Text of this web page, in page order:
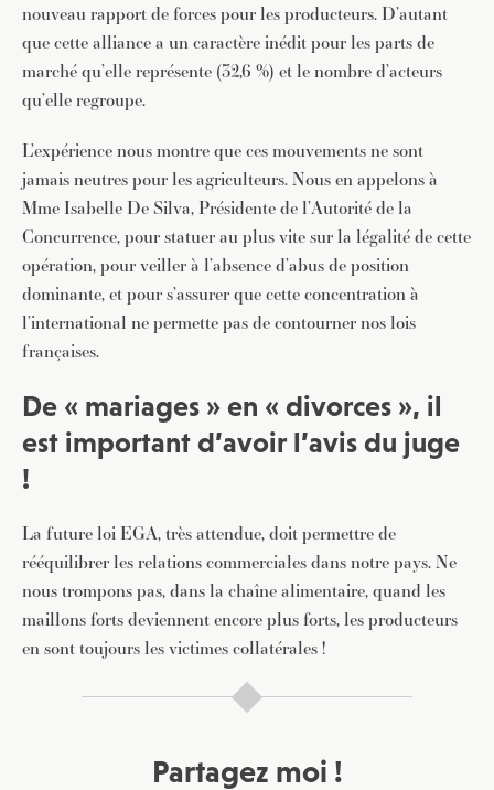
nouveau rapport de forces pour les producteurs. D’autant
que cette alliance a un caractère inédit pour les parts de
marché qu’elle représente (32,6 %) et le nombre d’acteurs
qu’elle regroupe.
L’expérience nous montre que ces mouvements ne sont
jamais neutres pour les agriculteurs. Nous en appelons à
Mme Isabelle De Silva, Présidente de l’Autorité de la
Concurrence, pour statuer au plus vite sur la légalité de cette
opération, pour veiller à l’absence d’abus de position
dominante, et pour s’assurer que cette concentration à
l’international ne permette pas de contourner nos lois
françaises.
De « mariages » en « divorces », il
est important d’avoir l’avis du juge
!
La future loi EGA, très attendue, doit permettre de
rééquilibrer les relations commerciales dans notre pays. Ne
nous trompons pas, dans la chaîne alimentaire, quand les
maillons forts deviennent encore plus forts, les producteurs
en sont toujours les victimes collatérales !
Partagez moi !